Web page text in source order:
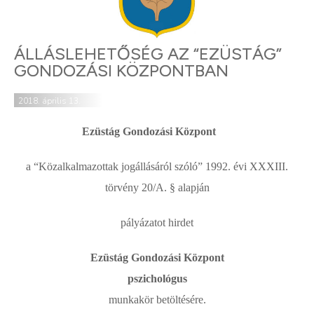
ÁLLÁSLEHETŐSÉG AZ “EZÜSTÁG”
GONDOZÁSI KÖZPONTBAN
2018. április 13.
Ezüstág Gondozási Központ
a “Közalkalmazottak jogállásáról szóló” 1992. évi XXXIII.
törvény 20/A. § alapján
pályázatot hirdet
Ezüstág Gondozási Központ
pszichológus
munkakör betöltésére.